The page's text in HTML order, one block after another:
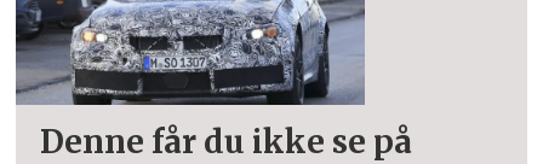
Denne får du ikke se på